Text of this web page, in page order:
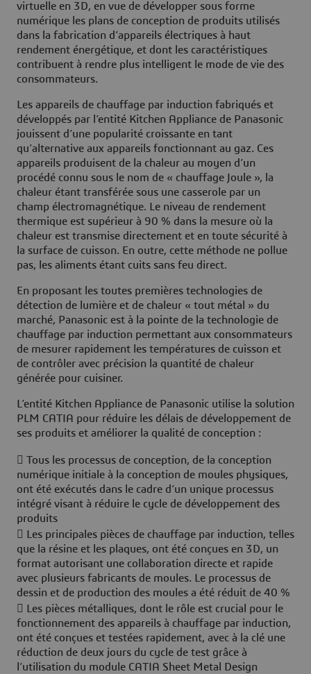
virtuelle en 3D, en vue de développer sous forme
numérique les plans de conception de produits utilisés
dans la fabrication d’appareils électriques à haut
rendement énergétique, et dont les caractéristiques
contribuent à rendre plus intelligent le mode de vie des
consommateurs.
Les appareils de chauffage par induction fabriqués et
développés par l’entité Kitchen Appliance de Panasonic
jouissent d’une popularité croissante en tant
qu’alternative aux appareils fonctionnant au gaz. Ces
appareils produisent de la chaleur au moyen d’un
procédé connu sous le nom de « chauffage Joule », la
chaleur étant transférée sous une casserole par un
champ électromagnétique. Le niveau de rendement
thermique est supérieur à 90 % dans la mesure où la
chaleur est transmise directement et en toute sécurité à
la surface de cuisson. En outre, cette méthode ne pollue
pas, les aliments étant cuits sans feu direct.
En proposant les toutes premières technologies de
détection de lumière et de chaleur « tout métal » du
marché, Panasonic est à la pointe de la technologie de
chauffage par induction permettant aux consommateurs
de mesurer rapidement les températures de cuisson et
de contrôler avec précision la quantité de chaleur
générée pour cuisiner.
L’entité Kitchen Appliance de Panasonic utilise la solution
PLM CATIA pour réduire les délais de développement de
ses produits et améliorer la qualité de conception :
 Tous les processus de conception, de la conception
numérique initiale à la conception de moules physiques,
ont été exécutés dans le cadre d’un unique processus
intégré visant à réduire le cycle de développement des
produits
 Les principales pièces de chauffage par induction, telles
que la résine et les plaques, ont été conçues en 3D, un
format autorisant une collaboration directe et rapide
avec plusieurs fabricants de moules. Le processus de
dessin et de production des moules a été réduit de 40 %
 Les pièces métalliques, dont le rôle est crucial pour le
fonctionnement des appareils à chauffage par induction,
ont été conçues et testées rapidement, avec à la clé une
réduction de deux jours du cycle de test grâce à
l’utilisation du module CATIA Sheet Metal Design